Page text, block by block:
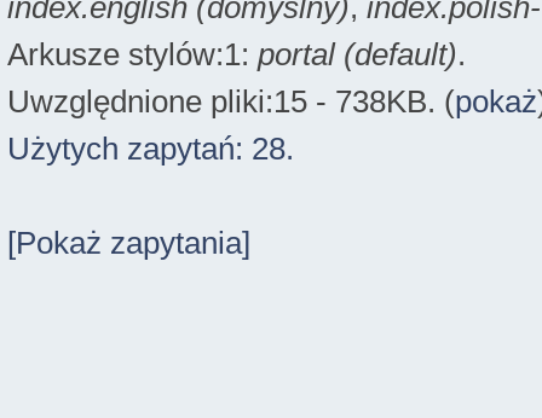
index.english (domyslny),
Arkusze stylów:1: portal (default).
Uwzględnione pliki:15 - 738KB. (pokaż
Użytych zapytań: 28.
[Pokaż zapytania]